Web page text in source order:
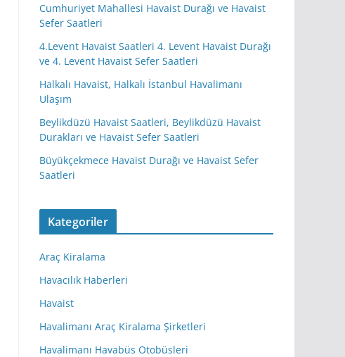
Cumhuriyet Mahallesi Havaist Durağı ve Havaist
Sefer Saatleri
4.Levent Havaist Saatleri 4. Levent Havaist Durağı
ve 4. Levent Havaist Sefer Saatleri
Halkalı Havaist, Halkalı İstanbul Havalimanı
Ulaşım
Beylikdüzü Havaist Saatleri, Beylikdüzü Havaist
Durakları ve Havaist Sefer Saatleri
Büyükçekmece Havaist Durağı ve Havaist Sefer
Saatleri
Kategoriler
Araç Kiralama
Havacılık Haberleri
Havaist
Havalimanı Araç Kiralama Şirketleri
Havalimanı Havabüs Otobüsleri